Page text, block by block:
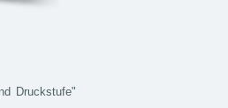
Druckstufe"